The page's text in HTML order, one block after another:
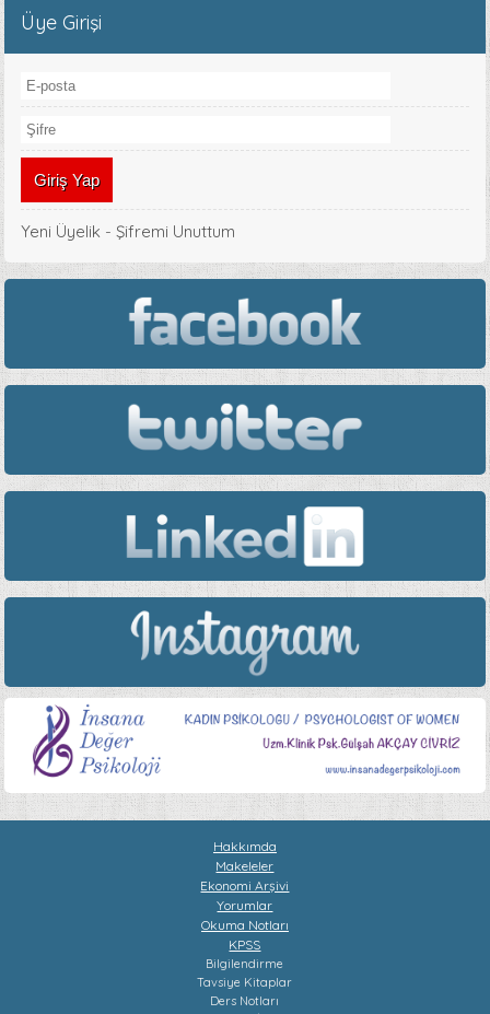
Üye Girişi
Yeni Üyelik -Şifremi Unuttum
Hakkımda
Makeleler
Ekonomi Arşivi
Yorumlar
Okuma Notları
KPSS
Bilgilendirme
Tavsiye Kitaplar
Ders Notları